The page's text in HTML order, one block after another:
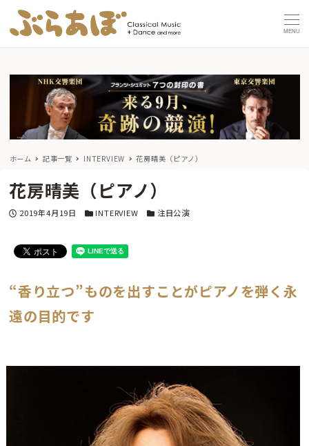
MENU
ホーム 記事一覧 INTERVIEW 花房晴美（ピアノ）
花房晴美（ピアノ）
投稿日
2019年4月19日 カテゴリー
INTERVIEW カテゴリー
注目公演
“香り立つ”ものを出すことがピアノを弾く永
遠の目的です